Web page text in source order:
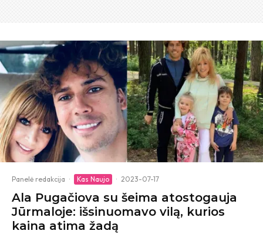
Panelė redakcija · Kas Naujo · 2023-07-17
Ala Pugačiova su šeima atostogauja
Jūrmaloje: išsinuomavo vilą, kurios
kaina atima žadą